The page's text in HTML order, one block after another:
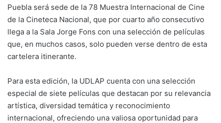
Puebla será sede de la 78 Muestra Internacional de Cine
de la Cineteca Nacional, que por cuarto año consecutivo
llega a la Sala Jorge Fons con una selección de películas
que, en muchos casos, solo pueden verse dentro de esta
cartelera itinerante.
Para esta edición, la UDLAP cuenta con una selección
especial de siete películas que destacan por su relevancia
artística, diversidad temática y reconocimiento
internacional, ofreciendo una valiosa oportunidad para